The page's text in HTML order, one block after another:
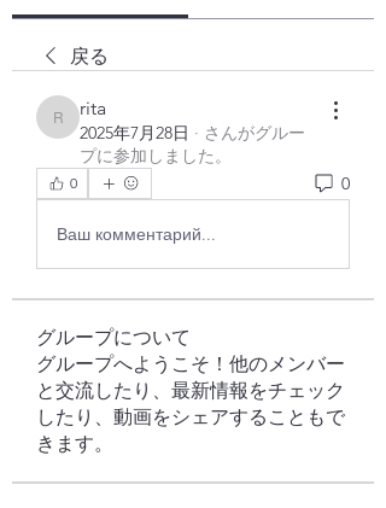
戻る
rita
rita
2025年7月28日 · さんがグルー
プに参加しました。
0 0
Ваш комментарий...
グループについて
グループへようこそ！他のメンバー
と交流したり、最新情報をチェック
したり、動画をシェアすることもで
きます。